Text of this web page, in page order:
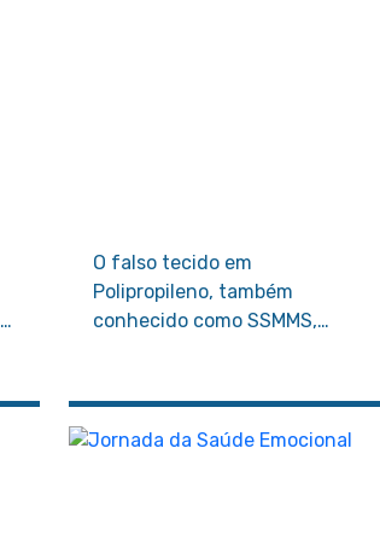
O falso tecido em
Polipropileno, também
conhecido como SSMMS,
Spunbond e duas camadas
internas de Meltblown.